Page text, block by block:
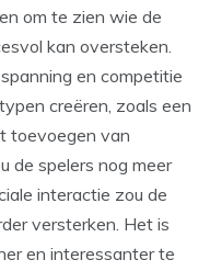
om te zien wie de
kan oversteken.
en competitie
creëren, zoals een
toevoegen van
de spelers nog meer
interactie zou de
versterken. Het is
en interessanter te